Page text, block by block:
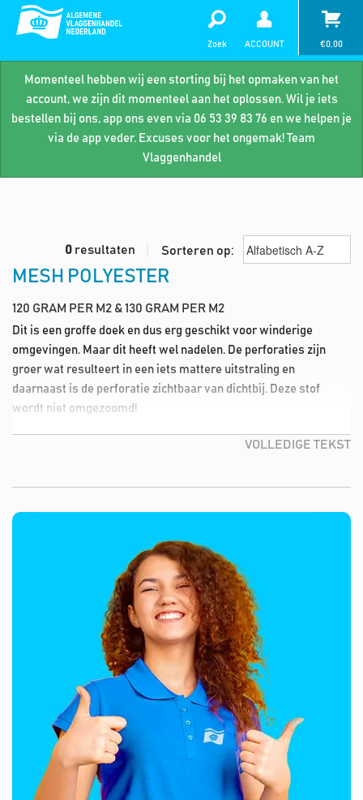
Momenteel hebben wij een storting bij het opmaken van het
account, we zijn dit momenteel aan het oplossen. Wil je iets
bestellen bij ons, app ons even via 06 53 39 83 76 en we helpen je
via de app veder. Excuses voor het ongemak! Team
Vlaggenhandel
Zoek ACCOUNT €0,00
0 resultaten Sorteren op:
MESH POLYESTER
120 GRAM PER M2 & 130 GRAM PER M2
Dit is een groffe doek en dus erg geschikt voor winderige
omgevingen. Maar dit heeft wel nadelen. De perforaties zijn
groer wat resulteert in een iets mattere uitstraling en
daarnaast is de perforatie zichtbaar van dichtbij. Deze stof
wordt niet omgezoomd!
VOLLEDIGE TEKST